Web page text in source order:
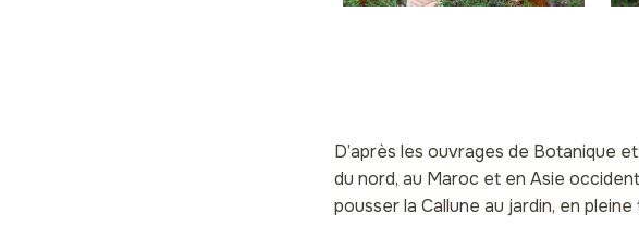
D’après les ouvrages de Botanique
du nord, au Maroc et en Asie
pousser la Callune au jardin, en